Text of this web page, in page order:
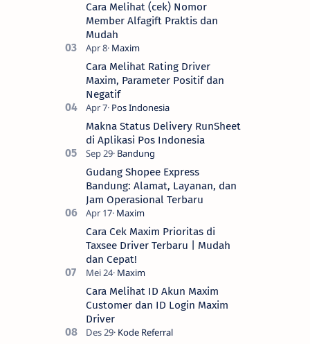
Cara Melihat (cek) Nomor
Member Alfagift Praktis dan
Mudah
Cara Melihat Rating Driver
Maxim, Parameter Positif dan
Negatif
Makna Status Delivery RunSheet
di Aplikasi Pos Indonesia
Gudang Shopee Express
Bandung: Alamat, Layanan, dan
Jam Operasional Terbaru
Cara Cek Maxim Prioritas di
Taxsee Driver Terbaru | Mudah
dan Cepat!
Cara Melihat ID Akun Maxim
Customer dan ID Login Maxim
Driver